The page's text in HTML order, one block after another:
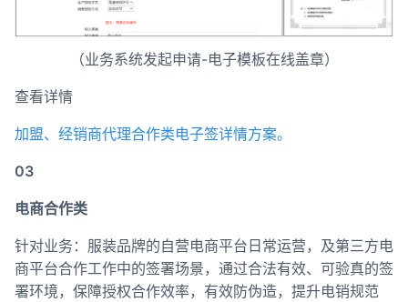
（业务系统发起申请-电子模板在线盖章）
查看详情
加盟、经销商代理合作类电子签详情方案。
03
电商合作类
针对业务：服装品牌的自营电商平台日常运营，及第三方电
商平台合作工作中的签署场景，通过合法有效、可验真的签
署环境，保障授权合作效率，有效防伪造，提升电销规范